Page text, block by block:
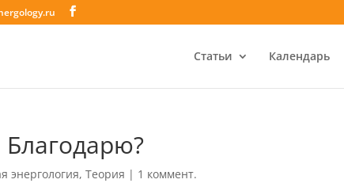
Статьи Календарь
энергология,Теория | 1 коммент.